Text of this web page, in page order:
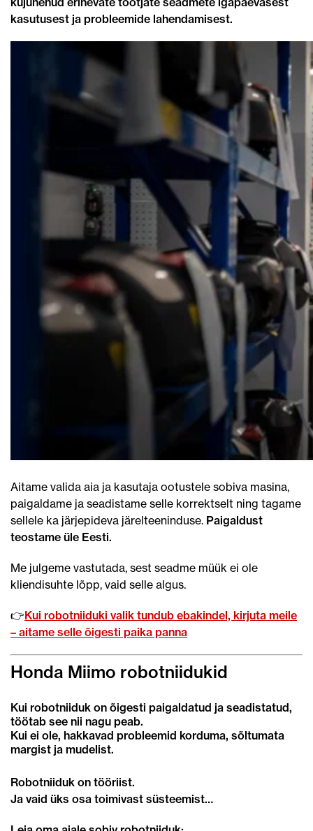
kasutusest ja probleemide lahendamisest.
Aitame valida aia ja kasutaja ootustele sobiva masina,
paigaldame ja seadistame selle korrektselt ning tagame
sellele ka järjepideva järelteeninduse. Paigaldust
teostame üle Eesti.
Me julgeme vastutada, sest seadme müük ei ole
kliendisuhte lõpp, vaid selle algus.
👉Kui robotniiduki valik tundub ebakindel, kirjuta meile
– aitame selle õigesti paika panna
Honda Miimo robotniidukid
Kui robotniiduk on õigesti paigaldatud ja seadistatud,
töötab see nii nagu peab.
Kui ei ole, hakkavad probleemid korduma, sõltumata
margist ja mudelist.
Robotniiduk on tööriist.
Ja vaid üks osa toimivast süsteemist…